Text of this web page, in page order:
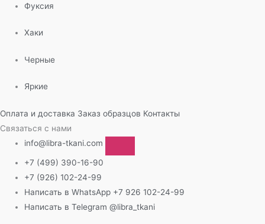
Фуксия
Хаки
Черные
Яркие
Оплата и доставка Заказ образцов Контакты
Связаться с нами
info@libra-tkani.com
+7 (499) 390-16-90
+7 (926) 102-24-99
Написать в WhatsApp +7 926 102-24-99
Написать в Telegram @libra_tkani